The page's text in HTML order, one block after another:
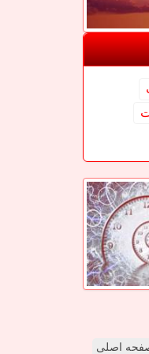
اصلی